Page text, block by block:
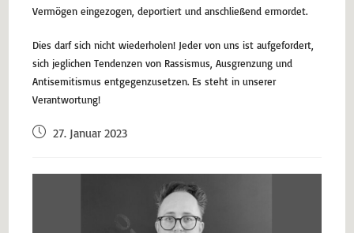
Vermögen eingezogen, deportiert und anschließend ermordet.
Dies darf sich nicht wiederholen! Jeder von uns ist aufgefordert,
sich jeglichen Tendenzen von Rassismus, Ausgrenzung und
Antisemitismus entgegenzusetzen. Es steht in unserer
Verantwortung!
27. Januar 2023